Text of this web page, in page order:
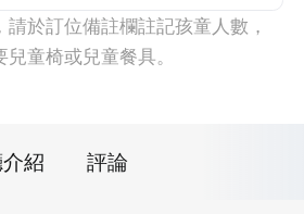
於訂位備註欄註記孩童人數，
童椅或兒童餐具。
紹 評論